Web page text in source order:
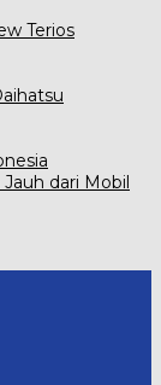
Terios
dari Mobil